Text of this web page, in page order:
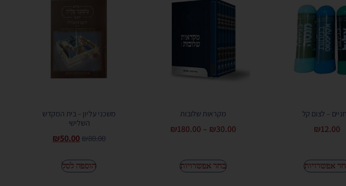
– לצום קל
₪12.00
אפשרויות
מקראות שלובות
₪30.00
–
₪180.00
בחר אפשרויות
משכני עליון – בית המקדש
השלישי
₪80.00
₪50.00
הוספה לסל